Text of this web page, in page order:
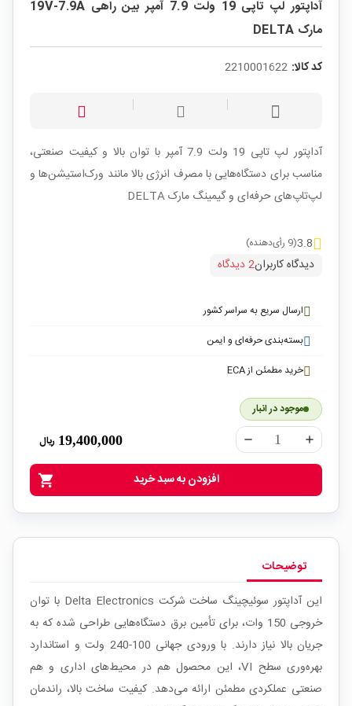
آداپتور لپ تاپی 19 ولت 7.9 آمپر بین راهی 19V-7.9A
مارک DELTA
کد کالا: 2210001622
آداپتور لپ تاپی 19 ولت 7.9 آمپر با توان بالا و کیفیت صنعتی،
مناسب برای دستگاه‌هایی با مصرف انرژی بالا مانند ورک‌استیشن‌ها و
لپ‌تاپ‌های حرفه‌ای و گیمینگ مارک DELTA
3.8(9 رأی‌دهنده)
دیدگاه کاربران2 دیدگاه
ارسال سریع به سراسر کشور
بسته‌بندی حرفه‌ای و ایمن
خرید مطمئن از ECA
موجود در انبار
remove add
19,400,000 ریال
shopping_cart افزودن به سبد خرید
توضیحات
این آداپتور سوئیچینگ ساخت شرکت Delta Electronics با توان
خروجی 150 وات، برای تأمین برق دستگاه‌هایی طراحی شده که به
جریان بالا نیاز دارند. با ورودی جهانی 100-240 ولت و استاندارد
بهره‌وری سطح VI، این محصول هم در محیط‌های اداری و هم
صنعتی عملکردی مطمئن ارائه می‌دهد. کیفیت ساخت بالا، راندمان